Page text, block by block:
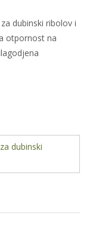
dubinski ribolov i
otpornost na
dubinski